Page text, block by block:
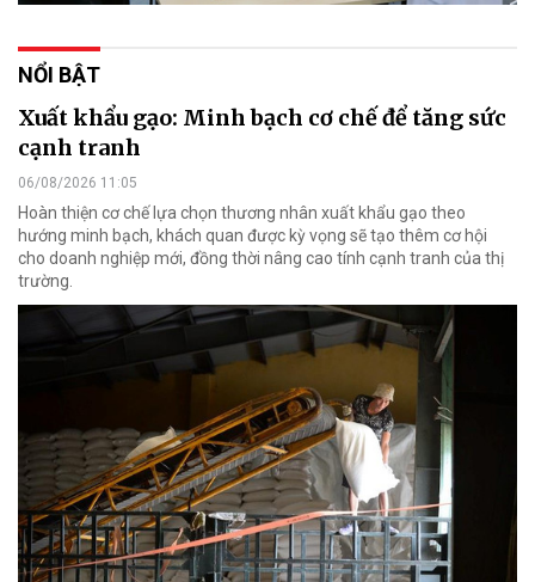
NỔI BẬT
Xuất khẩu gạo: Minh bạch cơ chế để tăng sức
cạnh tranh
06/08/2026 11:05
Hoàn thiện cơ chế lựa chọn thương nhân xuất khẩu gạo theo
hướng minh bạch, khách quan được kỳ vọng sẽ tạo thêm cơ hội
cho doanh nghiệp mới, đồng thời nâng cao tính cạnh tranh của thị
trường.